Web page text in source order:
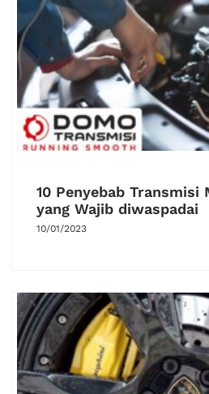
10 Penyebab Transmisi
yang Wajib diwaspadai
10/01/2023